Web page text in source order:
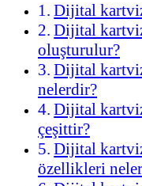
Dijital
Dijital
oluşturulur?
Dijital
nelerdir?
Dijital
çeşittir?
Dijital
özellikleri